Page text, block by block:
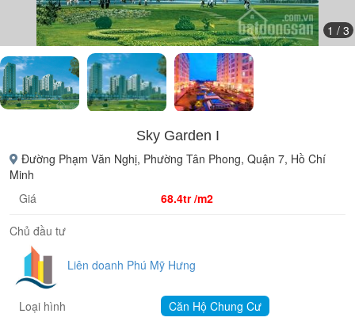
1 / 3
Sky Garden I
Đường Phạm Văn Nghị, Phường Tân Phong, Quận 7, Hồ Chí
Minh
Giá
68.4tr /m2
Chủ đầu tư
Liên doanh Phú Mỹ Hưng
Loại hình
Căn Hộ Chung Cư